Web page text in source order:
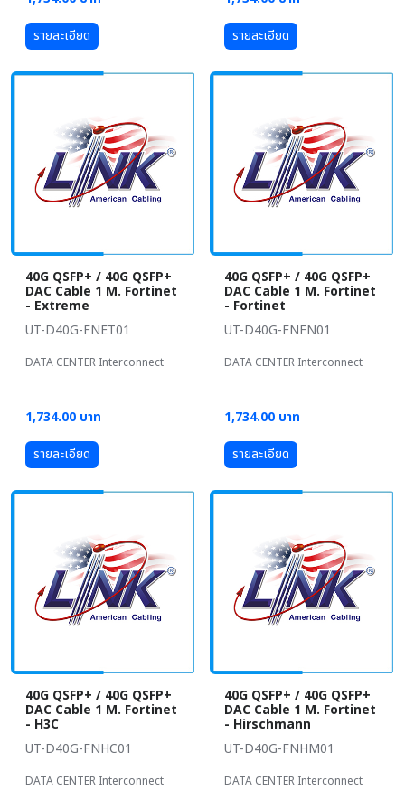
รายละเอียด
รายละเอียด
40G QSFP+ / 40G QSFP+
DAC Cable 1 M. Fortinet
- Extreme
UT-D40G-FNET01
DATA CENTER Interconnect
1,734.00 บาท
รายละเอียด
40G QSFP+ / 40G QSFP+
DAC Cable 1 M. Fortinet
- Fortinet
UT-D40G-FNFN01
DATA CENTER Interconnect
1,734.00 บาท
รายละเอียด
40G QSFP+ / 40G QSFP+
DAC Cable 1 M. Fortinet
- H3C
UT-D40G-FNHC01
DATA CENTER Interconnect
40G QSFP+ / 40G QSFP+
DAC Cable 1 M. Fortinet
- Hirschmann
UT-D40G-FNHM01
DATA CENTER Interconnect